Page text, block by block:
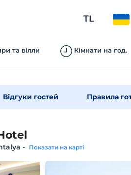
TL
та вілли Кімнати на год.
Відгуки гостей Правила
- Показати на карті